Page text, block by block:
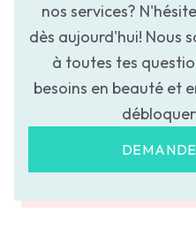
nos services?
dès aujourd'hui! Nous
à toutes tes
besoins en beauté et